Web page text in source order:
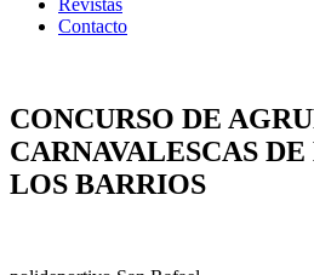
Revistas
Contacto
CONCURSO DE
CARNAVALESCAS
LOS BARRIOS